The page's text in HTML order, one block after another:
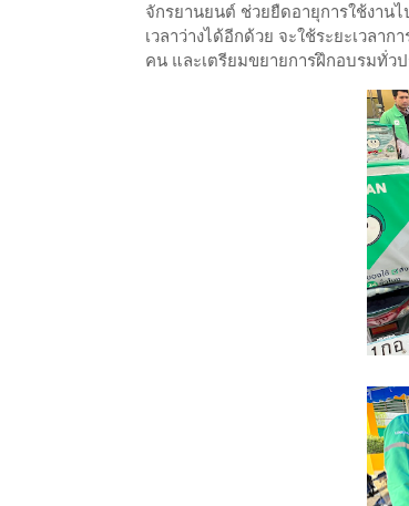
จักรยานยนต์ ช่วยยืดอายุการใช้งาน
เวลาว่างได้อีกด้วย จะใช้ระยะเวลา
คน และเตรียมขยายการฝึกอบรมทั่ว